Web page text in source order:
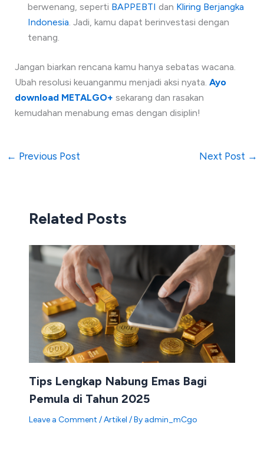
berwenang, seperti BAPPEBTI dan Kliring Berjangka
Indonesia . Jadi, kamu dapat berinvestasi dengan
tenang.
Jangan biarkan rencana kamu hanya sebatas wacana.
Ubah resolusi keuanganmu menjadi aksi nyata. Ayo
download METALGO+ sekarang dan rasakan
kemudahan menabung emas dengan disiplin!
← Previous Post Next Post →
Related Posts
Tips Lengkap Nabung Emas Bagi
Pemula di Tahun 2025
Leave a Comment /Artikel / By admin_mCgo